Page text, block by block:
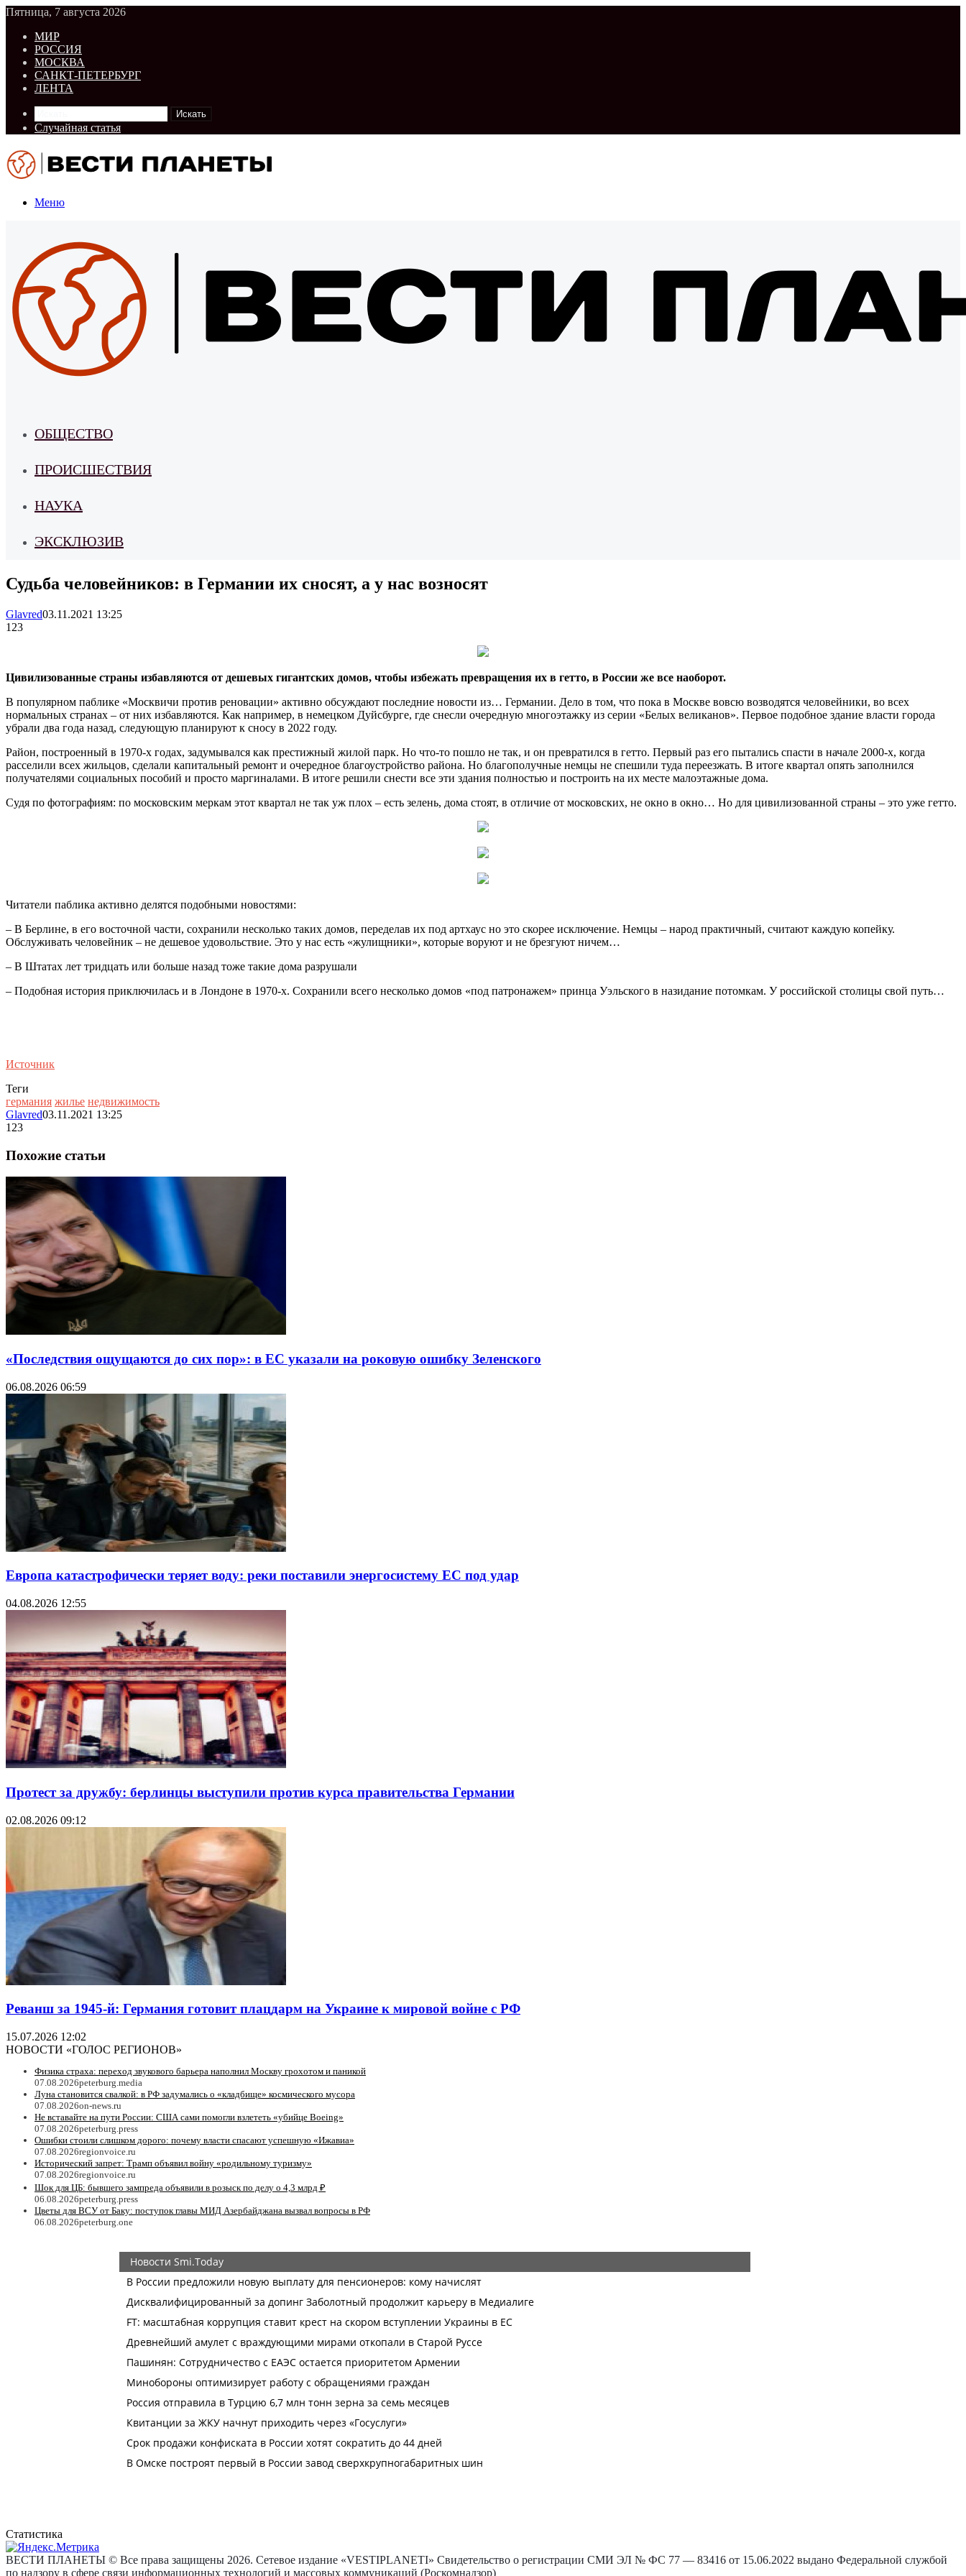
Пятница, 7 августа 2026
МИР
РОССИЯ
МОСКВА
САНКТ-ПЕТЕРБУРГ
ЛЕНТА
Искать
Случайная статья
Меню
ОБЩЕСТВО
ПРОИСШЕСТВИЯ
НАУКА
ЭКСКЛЮЗИВ
Судьба человейников: в Германии их сносят, а у нас возносят
Glavred03.11.2021 13:25
123
Цивилизованные страны избавляются от дешевых гигантских домов, чтобы избежать превращения их в гетто, в России же все наоборот.
В популярном паблике «Москвичи против реновации» активно обсуждают последние новости из… Германии. Дело в том, что пока в Москве вовсю возводятся человейники, во всех
нормальных странах – от них избавляются. Как например, в немецком Дуйсбурге, где снесли очередную многоэтажку из серии «Белых великанов». Первое подобное здание власти города
убрали два года назад, следующую планируют к сносу в 2022 году.
Район, построенный в 1970-х годах, задумывался как престижный жилой парк. Но что-то пошло не так, и он превратился в гетто. Первый раз его пытались спасти в начале 2000-х, когда
расселили всех жильцов, сделали капитальный ремонт и очередное благоустройство района. Но благополучные немцы не спешили туда переезжать. В итоге квартал опять заполнился
получателями социальных пособий и просто маргиналами. В итоге решили снести все эти здания полностью и построить на их месте малоэтажные дома.
Судя по фотографиям: по московским меркам этот квартал не так уж плох – есть зелень, дома стоят, в отличие от московских, не окно в окно… Но для цивилизованной страны – это уже гетто.
Читатели паблика активно делятся подобными новостями:
– В Берлине, в его восточной части, сохранили несколько таких домов, переделав их под артхаус но это скорее исключение. Немцы – народ практичный, считают каждую копейку.
Обслуживать человейник – не дешевое удовольствие. Это у нас есть «жулищники», которые воруют и не брезгуют ничем…
– В Штатах лет тридцать или больше назад тоже такие дома разрушали
– Подобная история приключилась и в Лондоне в 1970-х. Сохранили всего несколько домов «под патронажем» принца Уэльского в назидание потомкам. У российской столицы свой путь…
Источник
Теги
германия жилье недвижимость
Glavred03.11.2021 13:25
123
Похожие статьи
«Последствия ощущаются до сих пор»: в ЕС указали на роковую ошибку Зеленского
06.08.2026 06:59
Европа катастрофически теряет воду: реки поставили энергосистему ЕС под удар
04.08.2026 12:55
Протест за дружбу: берлинцы выступили против курса правительства Германии
02.08.2026 09:12
Реванш за 1945-й: Германия готовит плацдарм на Украине к мировой войне с РФ
15.07.2026 12:02
НОВОСТИ «ГОЛОС РЕГИОНОВ»
Физика страха: переход звукового барьера наполнил Москву грохотом и паникой
07.08.2026peterburg.media
Луна становится свалкой: в РФ задумались о «кладбище» космического мусора
07.08.2026on-news.ru
Не вставайте на пути России: США сами помогли взлететь «убийце Boeing»
07.08.2026peterburg.press
Ошибки стоили слишком дорого: почему власти спасают успешную «Ижавиа»
07.08.2026regionvoice.ru
Исторический запрет: Трамп объявил войну «родильному туризму»
07.08.2026regionvoice.ru
Шок для ЦБ: бывшего зампреда объявили в розыск по делу о 4,3 млрд ₽
06.08.2026peterburg.press
Цветы для ВСУ от Баку: поступок главы МИД Азербайджана вызвал вопросы в РФ
06.08.2026peterburg.one
Статистика
ВЕСТИ ПЛАНЕТЫ © Все права защищены 2026. Сетевое издание «VESTIPLANETI» Свидетельство о регистрации СМИ ЭЛ № ФС 77 — 83416 от 15.06.2022 выдано Федеральной службой
по надзору в сфере связи информационных технологий и массовых коммуникаций (Роскомнадзор)